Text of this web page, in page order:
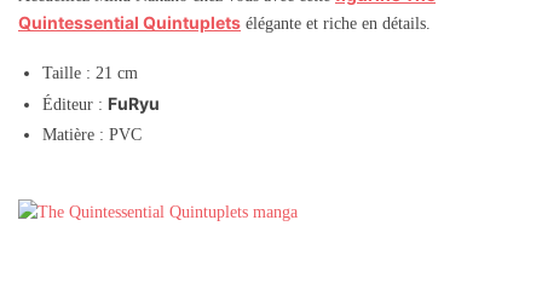
Quintessential Quintuplets élégante et riche en détails.
Taille : 21 cm
Éditeur : FuRyu
Matière : PVC